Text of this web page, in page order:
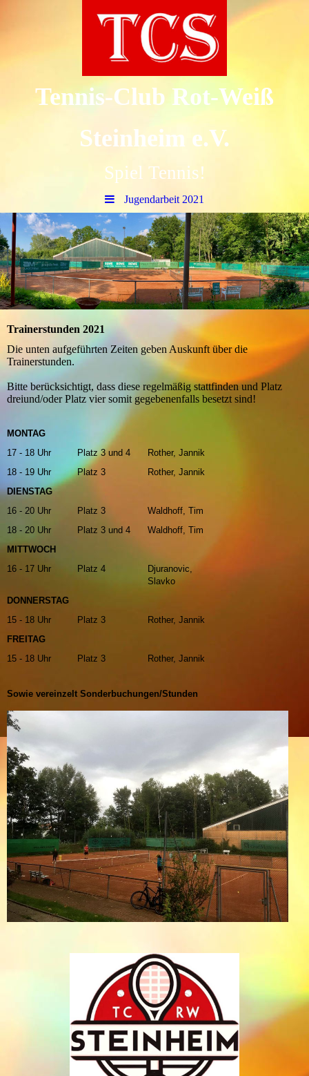
Tennis-Club Rot-Weiß
Steinheim e.V.
Spiel Tennis!
Jugendarbeit 2021
Trainerstunden 2021
Die unten aufgeführten Zeiten geben Auskunft über die
Trainerstunden.
Bitte berücksichtigt, dass diese regelmäßig stattfinden und Platz
dreiund/oder Platz vier somit gegebenenfalls besetzt sind!
MONTAG
17 - 18 Uhr
Platz 3 und 4
Rother, Jannik
18 - 19 Uhr
Platz 3
Rother, Jannik
DIENSTAG
16 - 20 Uhr
Platz 3
Waldhoff, Tim
18 - 20 Uhr
Platz 3 und 4
Waldhoff, Tim
MITTWOCH
16 - 17 Uhr
Platz 4
Djuranovic,
Slavko
DONNERSTAG
15 - 18 Uhr
Platz 3
Rother, Jannik
FREITAG
15 - 18 Uhr
Platz 3 Rother, Jannik
Sowie vereinzelt Sonderbuchungen/Stunden